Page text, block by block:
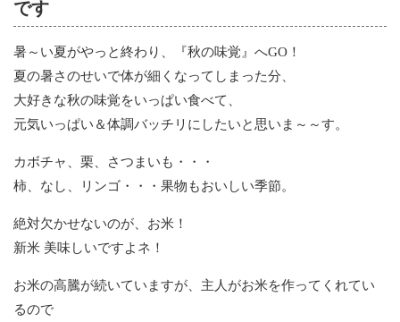
です
暑～い夏がやっと終わり、『秋の味覚』へGO！
夏の暑さのせいで体が細くなってしまった分、
大好きな秋の味覚をいっぱい食べて、
元気いっぱい＆体調バッチリにしたいと思いま～～す。
カボチャ、栗、さつまいも・・・
柿、なし、リンゴ・・・果物もおいしい季節。
絶対欠かせないのが、お米！
新米 美味しいですよネ！
お米の高騰が続いていますが、主人がお米を作ってくれてい
るので